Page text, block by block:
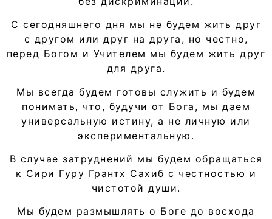
С сегодняшнего дня мы не будем жить друг
с другом или друг на друга, но честно,
перед Богом и Учителем мы будем жить друг
для друга.
Мы всегда будем готовы служить и будем
понимать, что, будучи от Бога, мы даем
универсальную истину, а не личную или
экспериментальную.
В случае затруднений мы будем обращаться
к Сири Гуру Грантх Сахиб с честностью и
чистотой души.
Мы будем размышлять о Боге до восхода